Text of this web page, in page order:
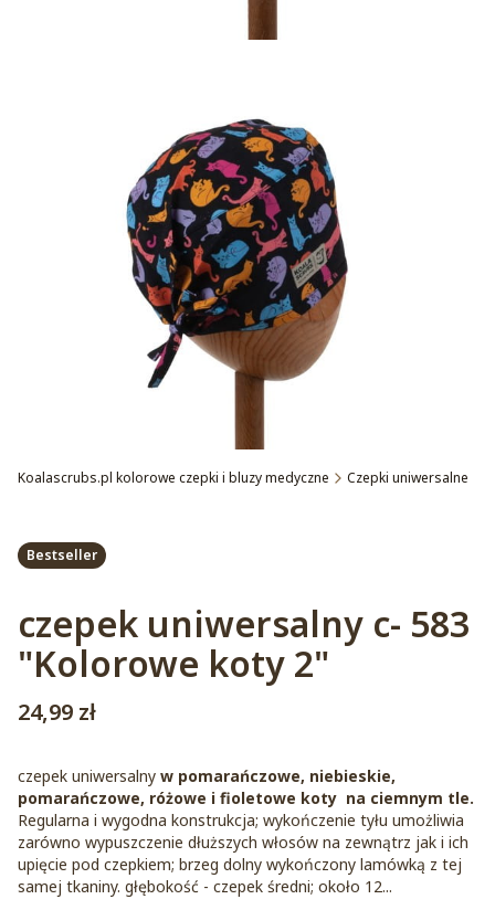
Koalascrubs.pl kolorowe czepki i bluzy medyczne Czepki uniwersalne
Etykiety
Bestseller
czepek uniwersalny c- 583
"Kolorowe koty 2"
Cena
24,99 zł
czepek uniwersalny w pomarańczowe, niebieskie,
pomarańczowe, różowe i fioletowe koty na ciemnym tle.
Regularna i wygodna konstrukcja; wykończenie tyłu umożliwia
zarówno wypuszczenie dłuższych włosów na zewnątrz jak i ich
upięcie pod czepkiem; brzeg dolny wykończony lamówką z tej
samej tkaniny. głębokość - czepek średni; około 12...